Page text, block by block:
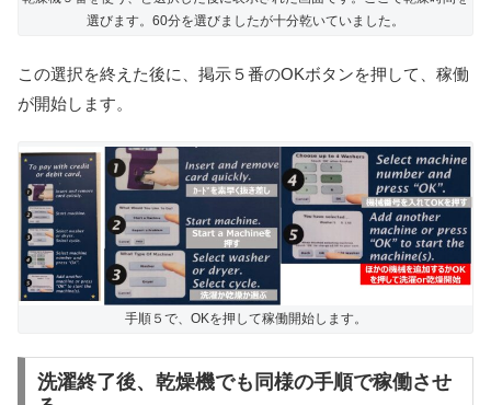
選びます。60分を選びましたが十分乾いていました。
この選択を終えた後に、掲示５番のOKボタンを押して、稼働
が開始します。
手順５で、OKを押して稼働開始します。
洗濯終了後、乾燥機でも同様の手順で稼働させ